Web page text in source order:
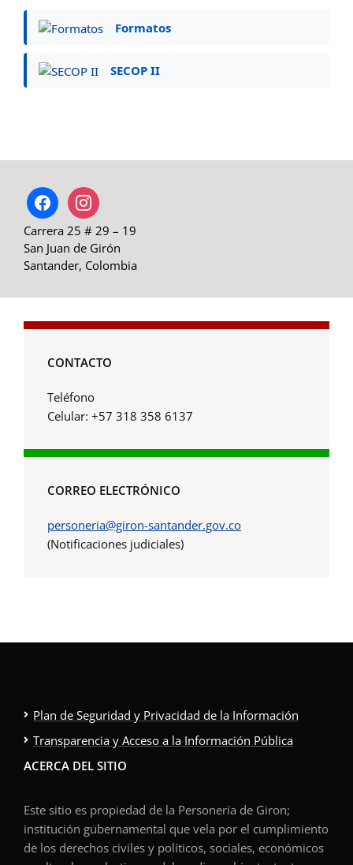
Formatos
SECOP II
facebookinstagram
Carrera 25 # 29 – 19
San Juan de Girón
Santander, Colombia
CONTACTO
Teléfono
Celular: +57 318 358 6137
CORREO ELECTRÓNICO
personeria@giron-santander.gov.co
(Notificaciones judiciales)
Plan de Seguridad y Privacidad de la Información
Transparencia y Acceso a la Información Pública
ACERCA DEL SITIO
Este sitio es propiedad de la Personería de Giron;
institución gubernamental que vela por el cumplimiento
de los derechos civiles y políticos, sociales, económicos